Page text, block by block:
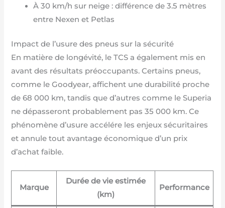
À 30 km/h sur neige : différence de 3.5 mètres
entre Nexen et Petlas
Impact de l’usure des pneus sur la sécurité
En matière de longévité, le TCS a également mis en
avant des résultats préoccupants. Certains pneus,
comme le Goodyear, affichent une durabilité proche
de 68 000 km, tandis que d’autres comme le Superia
ne dépasseront probablement pas 35 000 km. Ce
phénomène d’usure accélére les enjeux sécuritaires
et annule tout avantage économique d’un prix
d’achat faible.
Marque
Durée de vie estimée
(km)
Performance